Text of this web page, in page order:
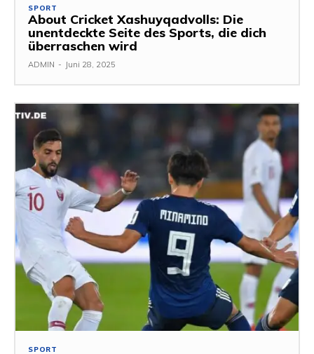
SPORT
About Cricket Xashuyqadvolls: Die
unentdeckte Seite des Sports, die dich
überraschen wird
ADMIN - Juni 28, 2025
SPORT